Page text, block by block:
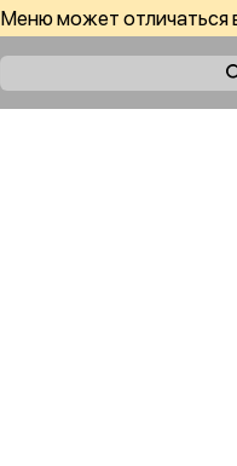
Меню может отличаться